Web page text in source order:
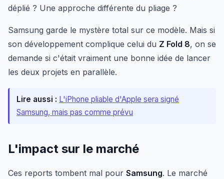
déplié ? Une approche différente du pliage ?
Samsung garde le mystère total sur ce modèle. Mais si
son développement complique celui du Z Fold 8, on se
demande si c'était vraiment une bonne idée de lancer
les deux projets en parallèle.
Lire aussi : L'iPhone pliable d'Apple sera signé
Samsung, mais pas comme prévu
L'impact sur le marché
Ces reports tombent mal pour Samsung. Le marché